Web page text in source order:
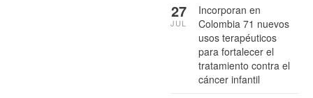
Incorporan en
Colombia 71 nuevos
usos terapéuticos
para fortalecer el
tratamiento contra el
cáncer infantil
27
JUL